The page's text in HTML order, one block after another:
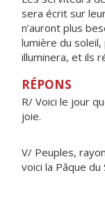
sera écrit sur
n’auront plus
lumière du soleil,
illuminera, et ils
RÉPONS
R/ Voici le jour
joie.
V/ Peuples,
voici la Pâque du